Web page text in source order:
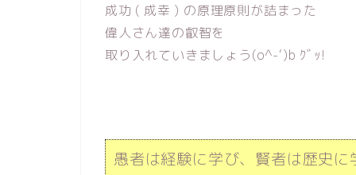
成功 ( 成幸 ) の原理原則が詰まった
偉人さん達の叡智を
取り入れていきましょう(o^-‘)b ｸﾞｯ!
愚者は経験に学び、賢者は歴史に